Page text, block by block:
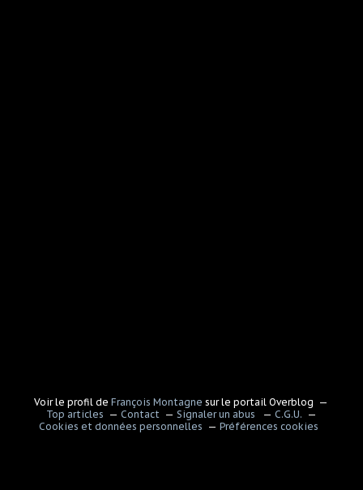
Voir le profil deFrançois Montagne sur le portail Overblog
Top articles
Contact Signaler un abus
C.G.U.
Cookies et données personnelles
Préférences cookies